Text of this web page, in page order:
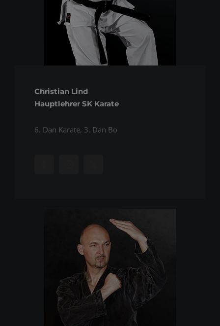
Christian Lind
Hauptlehrer SK Karate
6. Dan Karate, 3. Dan Bo